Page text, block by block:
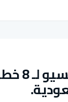
عمليتنا